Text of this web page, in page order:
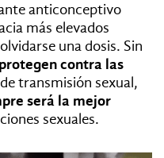
anticonceptivo
más elevados
una dosis. Sin
contra las
transmisión sexual,
será la mejor
sexuales.